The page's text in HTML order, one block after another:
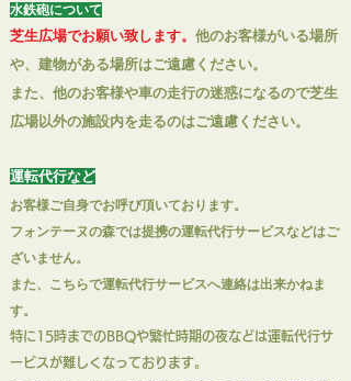
水鉄砲について
芝生広場でお願い致します。 他のお客様がいる場所
や、建物がある場所はご遠慮ください。
また、他のお客様や車の走行の迷惑になるので芝生
広場以外の施設内を走るのはご遠慮ください。
運転代行など
お客様ご自身でお呼び頂いております。
フォンテーヌの森では提携の運転代行サービスなどはご
ざいません。
また、こちらで運転代行サービスへ連絡は出来かねま
す。
特に15時までのBBQや繁忙時期の夜などは運転代行サ
ービスが難しくなっております。